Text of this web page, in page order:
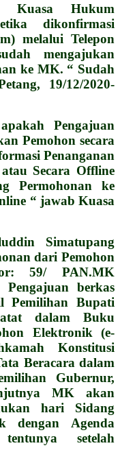
Hukum
dikonfirmasi
melalui Telepon
mengajukan
ke MK. “ Sudah
19/12/2020-
Pengajuan
Pemohon secara
Penanganan
Secara Offline
Permohonan ke
“ jawab Kuasa
Simatupang
dari Pemohon
59/ PAN.MK
berkas
Pemilihan Bupati
dalam Buku
Elektronik (e-
Konstitusi
Beracara dalam
Gubernur,
MK akan
hari Sidang
dengan Agenda
setelah